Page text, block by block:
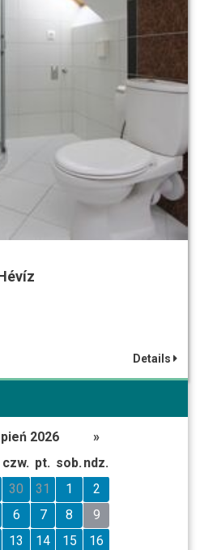
Details
2026
»
czw. pt. sob. ndz.
30 31 1
2
6 7 8
9
13 14 15
16